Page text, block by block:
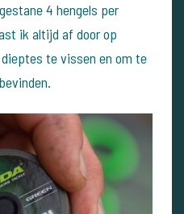
4 hengels per
ik altijd af door op
te vissen en om te